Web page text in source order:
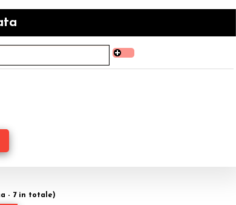
- 7 in totale)